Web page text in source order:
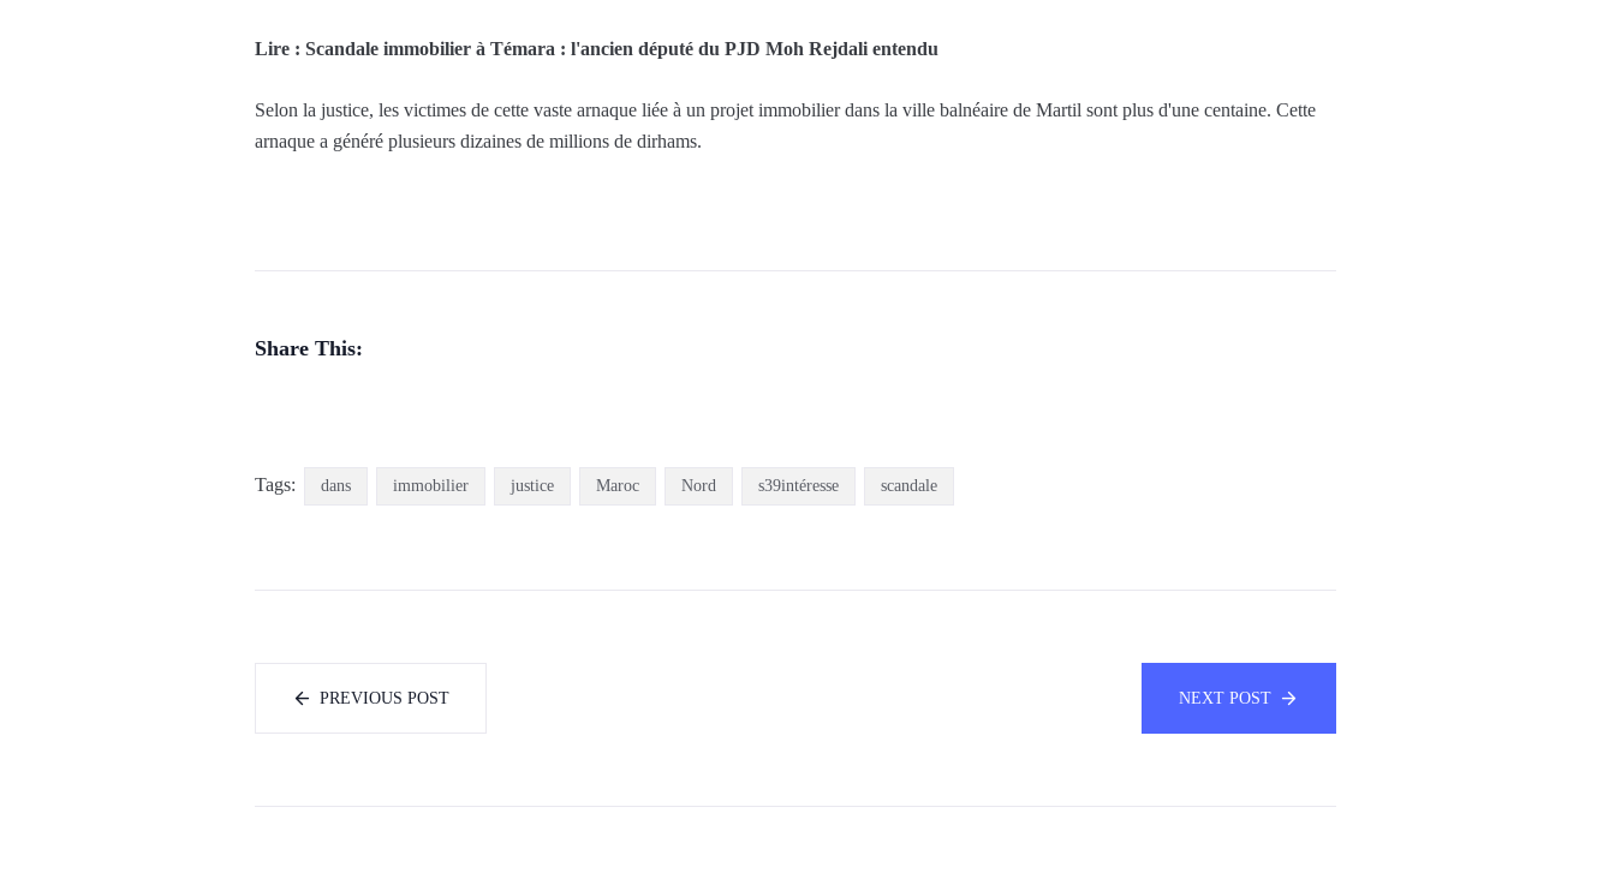
Lire : Scandale immobilier à Témara : l'ancien député du PJD Moh Rejdali entendu
Selon la justice, les victimes de cette vaste arnaque liée à un projet immobilier dans la ville balnéaire de Martil sont plus d'une centaine. Cette
arnaque a généré plusieurs dizaines de millions de dirhams.
Share This:
Tags: dans immobilier justice Maroc Nord s39intéresse scandale
PREVIOUS POST NEXT POST